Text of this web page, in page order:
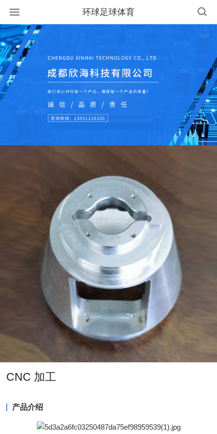
环球足球体育
CNC 加工
产品介绍